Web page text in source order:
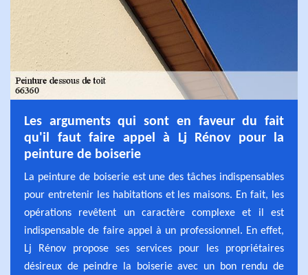
Les arguments qui sont en faveur du fait
qu'il faut faire appel à Lj Rénov pour la
peinture de boiserie
La peinture de boiserie est une des tâches indispensables
pour entretenir les habitations et les maisons. En fait, les
opérations revêtent un caractère complexe et il est
indispensable de faire appel à un professionnel. En effet,
Lj Rénov propose ses services pour les propriétaires
désireux de peindre la boiserie avec un bon rendu de